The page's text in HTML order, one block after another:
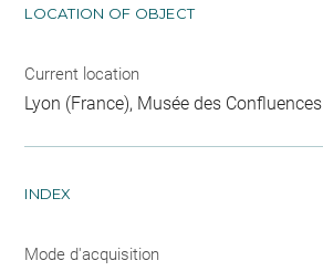
LOCATION OF OBJECT
Current location
Lyon (France), Musée des Confluences
INDEX
Mode d'acquisition